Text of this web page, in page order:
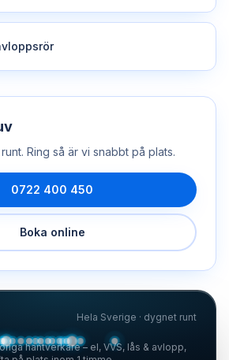
Ring så är vi snabbt på plats.
0722 400 450
Boka online
Hela Sverige · dygnet runt
hantverkare – el, VVS, lås & avlopp,